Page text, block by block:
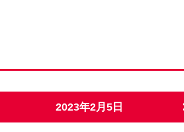
2023年2月5日